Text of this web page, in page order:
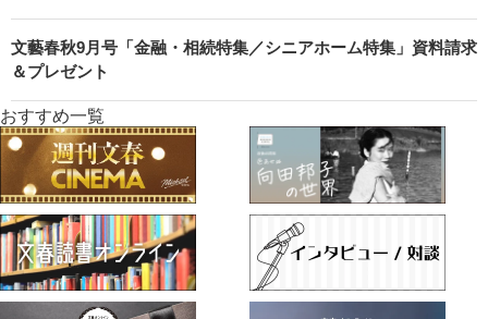
文藝春秋9月号「金融・相続特集／シニアホーム特集」資料請求
＆プレゼント
おすすめ一覧